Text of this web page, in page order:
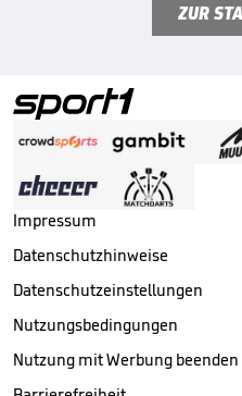
ZUR
Impressum
Datenschutzhinweise
Datenschutzeinstellungen
Nutzungsbedingungen
Nutzung mit Werbung beenden